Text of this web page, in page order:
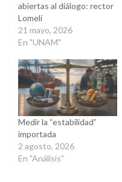
abiertas al diálogo: rector
Lomelí
21 mayo, 2026
En "UNAM"
Medir la “estabilidad”
importada
2 agosto, 2026
En "Análisis"